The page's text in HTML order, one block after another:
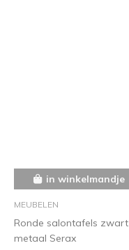
in winkelmandje
MEUBELEN
Ronde salontafels zwart
metaal Serax